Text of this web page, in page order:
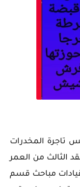
تاجرة المخدرات
الثالث من العمر
مباحث قسم